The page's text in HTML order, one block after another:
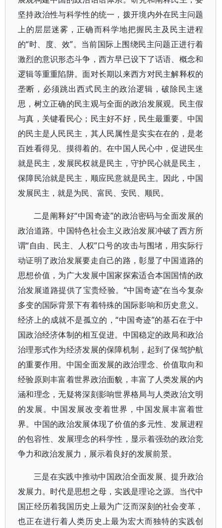
坚持政治性与科学性的统一，拨开境内外在民主问题
上的层层迷雾，正确而科学地把握民主及民主进程
的“时、度、效”。当前国际上围绕民主问题正进行着
激烈的意识形态斗争，西方早已设下了话语、概念和
逻辑等重重陷阱。面对长期以来西方对民主解释权的
垄断，必须跳出西式民主的政治逻辑，破除民主迷
思，树立正确的民主观与全面的政治发展观。民主假
与真，关键看民心；民主好不好，民生最重要。中国
的民主是人民民主，其人民属性是实实在在的，是老
百姓看得见、摸得着的。在中国人民心中，促进民生
就是民主，发展民权就是民主，守护民心就是民主，
保障民治就是民主，顺应民意就是民主。因此，中国
发展民主，就是为民、富民、安民、顺民。
二是阐释好“中国奇迹”的政治密码与全面发展的
政治道路。中国特色社会主义政治发展冲破了西方所
谓“自由、民主、人权”口号的攻击与围堵，用实际行
动证明了政治发展要走自己的路，彰显了中国道路的
思想价值，为广大发展中国家探索适合本国国情的政
治发展道路提供了宝贵经验。“中国奇迹”在当今复杂
多变的国际背景下有着特殊的国际影响和历史意义。
经济上的成就不是孤立的，“中国奇迹”的基石在于中
国政治经济体制的相互促进。中国稳定的政局和政治
治理形式作为经济发展的保障机制，起到了保驾护航
的重要作用。中国全面发展的政治理念、价值取向和
经验原则丰富着世界政治面貌，丰富了人类发展的内
涵和理念，无疑将深刻影响世界格局与人类政治文明
的发展。中国发展改变着世界，中国发展丰富着世
界。中国的政治发展体现了价值的多元性、发展进程
的包容性、发展理念的科学性，显示着强劲的政治竞
争力和政治发展力，展示着良好的发展前景。
三是在实践中推动中国政治全面发展、提升政治
发展力。时代是思想之母，实践是理论之源。当代中
国正经历着我国历史上最为广泛而深刻的社会变革，
也正在进行着人类历史上最为宏大而独特的实践创